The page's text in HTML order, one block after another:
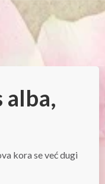
alba,
kora se već dugi